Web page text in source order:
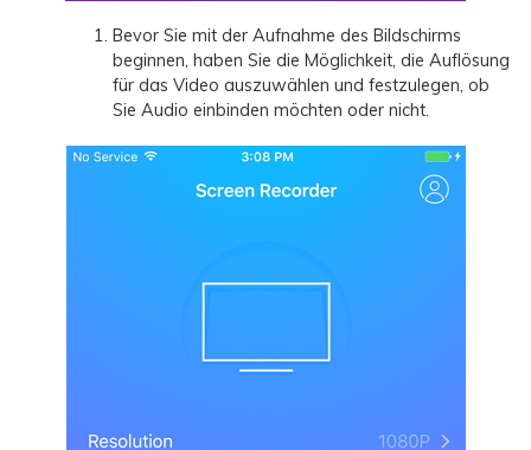
Bevor Sie mit der Aufnahme des Bildschirms
beginnen, haben Sie die Möglichkeit, die Auflösung
für das Video auszuwählen und festzulegen, ob
Sie Audio einbinden möchten oder nicht.